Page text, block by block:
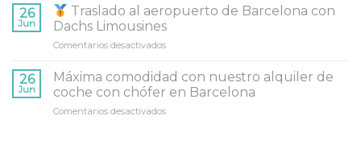
flota
de
Barcelona
Transfer
26
Jun
Traslado al aeropuerto de Barcelona con
Dachs Limousines
Comentarios desactivados
Traslado
aeropuerto
26
Jun
Máxima comodidad con nuestro alquiler de
coche con chófer en Barcelona
Comentarios desactivados